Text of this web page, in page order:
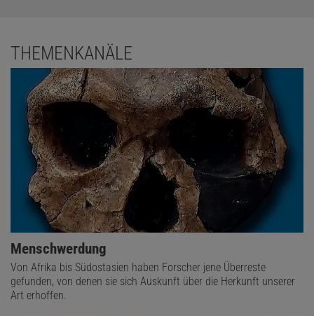
THEMENKANÄLE
Menschwerdung
Von Afrika bis Südostasien haben Forscher jene Überreste
gefunden, von denen sie sich Auskunft über die Herkunft unserer
Art erhoffen.